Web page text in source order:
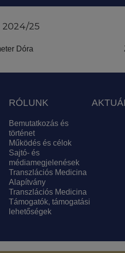
2024/25
Dóra
Lábléc
RÓLUNK
Bemutatkozás és
történet
Működés és célok
Sajtó- és
médiamegjelenések
Transzlációs Medicina
Alapítvány
Transzlációs Medicina
Támogatók, támogatási
lehetőségek